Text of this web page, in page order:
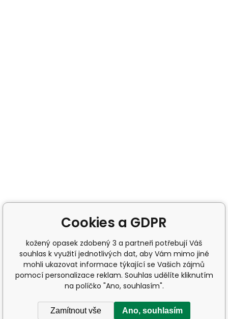
Cookies a GDPR
kožený opasek zdobený 3 a partneři potřebují Váš
souhlas k využití jednotlivých dat, aby Vám mimo jiné
mohli ukazovat informace týkající se Vašich zájmů
pomocí personalizace reklam. Souhlas udělíte kliknutím
na políčko "Ano, souhlasím".
Zamítnout vše Ano, souhlasím